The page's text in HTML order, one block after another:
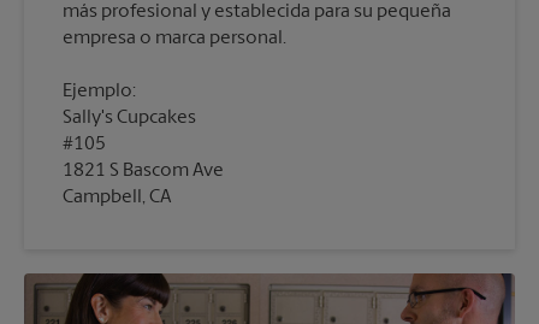
más profesional y establecida para su pequeña
empresa o marca personal.
Ejemplo:
Sally's Cupcakes
#105
1821 S Bascom Ave
Campbell, CA